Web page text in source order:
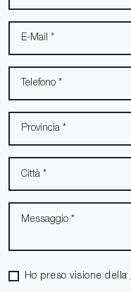
Ho preso visione della